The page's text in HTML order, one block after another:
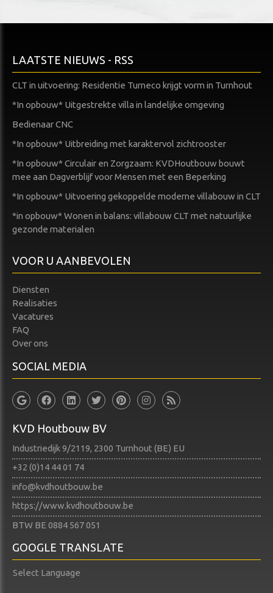
LAATSTE NIEUWS - RSS
CLT in uitvoering: Residentie Turneco krijgt vorm in Turnhout
*In opbouw* Uitgestrekte villa in landelijke omgeving
Bedienaar CNC
*In opbouw* Uitbreiding met karaktervol zichtrooster
*In opbouw* Circulair en Zorgzaam: KVDHoutbouw bouwt
mee aan Dagverblijf voor Mensen met een Beperking
*In opbouw* Uitvoering gekoppelde moderne villabouw in CLT
*in opbouw* Wonen in balans: villabouw CLT met natuurlijke
gezonde materialen
VOOR U AANBEVOLEN
Diensten
Realisaties
Vacatures
FAQ
Over ons
SOCIAL MEDIA
KVD Houtbouw BV
Industriedijk 9/2119, 2300 Turnhout (BE) EU
+32 (0)14 44 01 74​​​​​​​
info@kvdhoutbouw.be
https://www.kvdhoutbouw.be
BTW BE 0884 567 051
GOOGLE TRANSLATE
Select Language